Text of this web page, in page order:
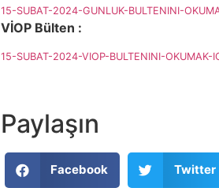
15-SUBAT-2024-GUNLUK-BULTENINI-
VİOP Bülten :
15-SUBAT-2024-VIOP-BULTENINI-OKUMAK-
Paylaşın
Facebook Twitter